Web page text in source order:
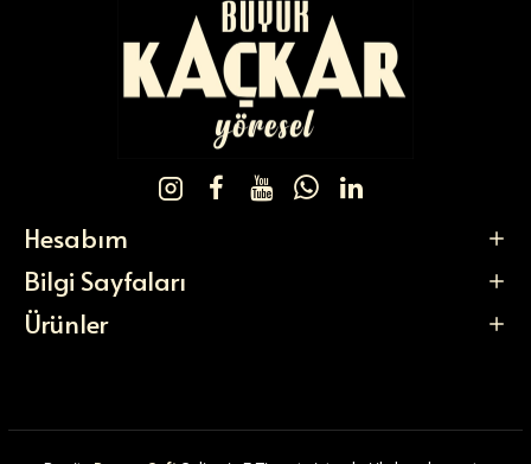
Hesabım
Bilgi Sayfaları
Ürünler